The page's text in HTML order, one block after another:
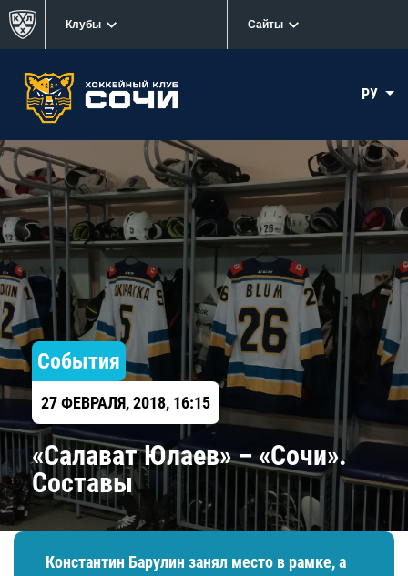
Клубы Сайты
РУ
События
27 ФЕВРАЛЯ, 2018, 16:15
«Салават Юлаев» – «Сочи».
Составы
Константин Барулин занял место в рамке, а